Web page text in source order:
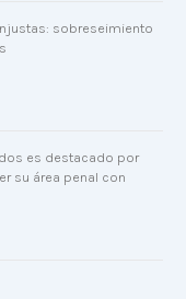
sobreseimiento
es destacado por
su área penal con